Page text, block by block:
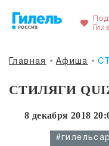
Главная Афиша
СТИЛЯГИ
8 декабря 2018